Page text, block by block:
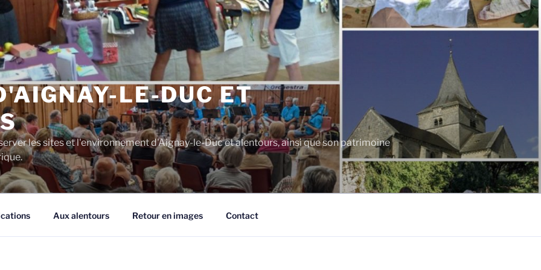
LE-DUC ET
les sites et l'environnement d'Aignay-le-Duc et alentours, ainsi que son patrimoine
Aux alentours Retour en images Contact